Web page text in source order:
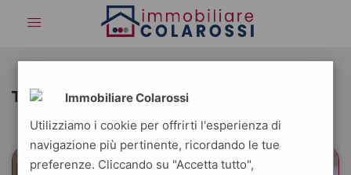
Tag: #bonus110
Immobiliare Colarossi
Utilizziamo i cookie per offrirti l'esperienza di
navigazione più pertinente, ricordando le tue
preferenze. Cliccando su "Accetta tutto",